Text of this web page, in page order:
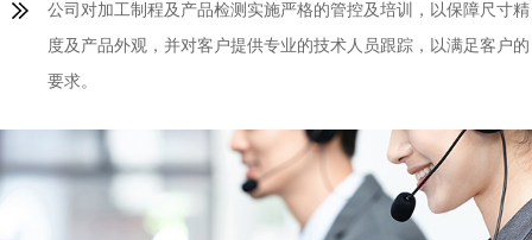
公司对加工制程及产品检测实施严格的管控及培训，以保障尺寸精
度及产品外观，并对客户提供专业的技术人员跟踪，以满足客户的
要求。